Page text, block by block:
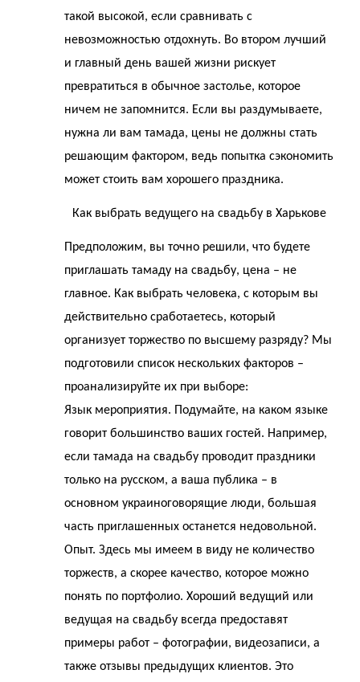
такой высокой, если сравнивать с
невозможностью отдохнуть. Во втором лучший
и главный день вашей жизни рискует
превратиться в обычное застолье, которое
ничем не запомнится. Если вы раздумываете,
нужна ли вам тамада, цены не должны стать
решающим фактором, ведь попытка сэкономить
может стоить вам хорошего праздника.
Как выбрать ведущего на свадьбу в Харькове
Предположим, вы точно решили, что будете
приглашать тамаду на свадьбу, цена – не
главное. Как выбрать человека, с которым вы
действительно сработаетесь, который
организует торжество по высшему разряду? Мы
подготовили список нескольких факторов –
проанализируйте их при выборе:
Язык мероприятия. Подумайте, на каком языке
говорит большинство ваших гостей. Например,
если тамада на свадьбу проводит праздники
только на русском, а ваша публика – в
основном украиноговорящие люди, большая
часть приглашенных останется недовольной.
Опыт. Здесь мы имеем в виду не количество
торжеств, а скорее качество, которое можно
понять по портфолио. Хороший ведущий или
ведущая на свадьбу всегда предоставят
примеры работ – фотографии, видеозаписи, а
также отзывы предыдущих клиентов. Это